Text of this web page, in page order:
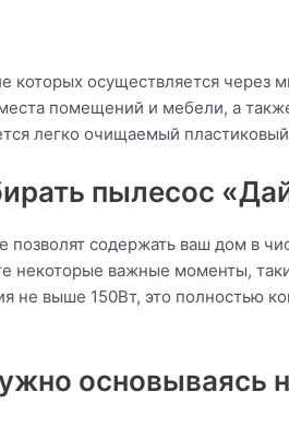
которых осуществляется через
помещений и мебели, а
легко очищаемый
пылесос
содержать ваш дом в
некоторые важные моменты,
не выше 150Вт, это полностью
основываясь